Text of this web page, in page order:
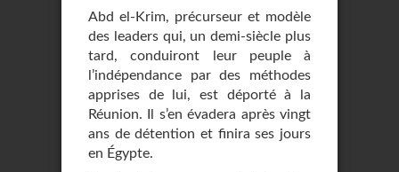
Abd el-Krim, précurseur et modèle
des leaders qui, un demi-siècle plus
tard, conduiront leur peuple à
l’indépendance par des méthodes
apprises de lui, est déporté à la
Réunion. Il s’en évadera après vingt
ans de détention et finira ses jours
en Égypte.